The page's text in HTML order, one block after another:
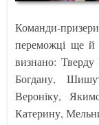
Команди-
переможці ще й
визнано: Тверду
Богдану,
Вероніку,
Катерину,